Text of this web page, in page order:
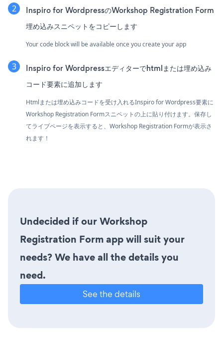
Inspiro for WordpressのWorkshop Registration Form
埋め込みスニペットをコピーします
Your code block will be available once you create your app
Inspiro for Wordpressエディターでhtmlまたは埋め込み
コード要素に追加します
Htmlまたは埋め込みコードを受け入れるInspiro for Wordpress要素に
Workshop Registration Formスニペットの上に貼り付けます。保存し
てライブページを表示すると、Workshop Registration Formが表示さ
れます！
Undecided if our Workshop
Registration Form app will suit your
needs? We have all the details you
need.
See the details